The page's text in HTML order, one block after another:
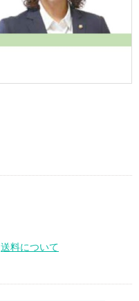
送料について